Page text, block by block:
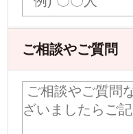
ご相談やご質問